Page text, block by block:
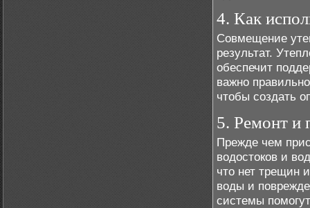
4. Как
Совмещение
результат.
обеспечит
важно
чтобы создать
5. Ремонт и
Прежде чем
водостоков и
что нет трещин
воды и
системы